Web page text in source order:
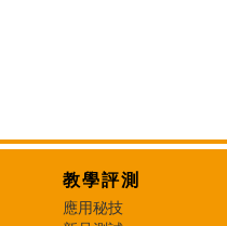
教學評測
應用秘技